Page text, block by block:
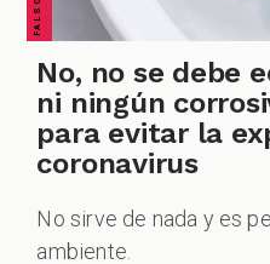
No, no se debe
ni ningún
para evitar la
coronavirus
No sirve de nada y es
ambiente.